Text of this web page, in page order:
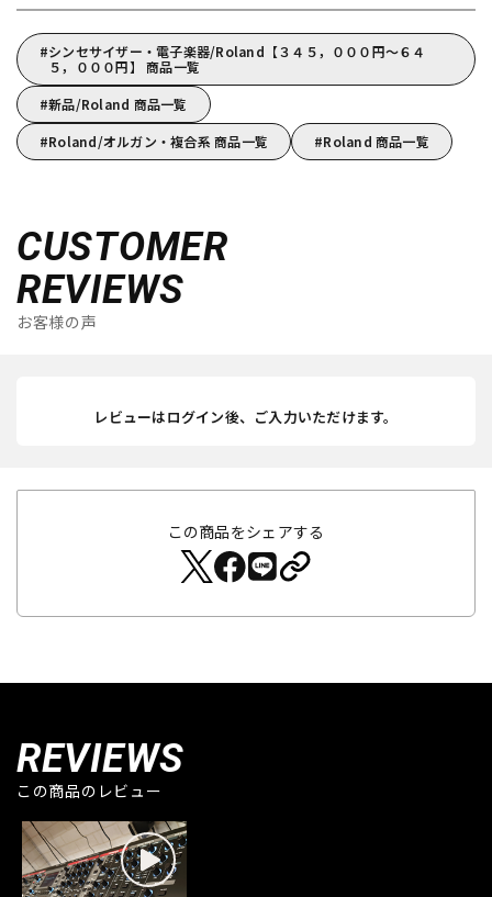
シンセサイザー・電子楽器/Roland【３４５，０００円～６４
５，０００円】 商品一覧
新品/Roland 商品一覧
Roland/オルガン・複合系 商品一覧
Roland 商品一覧
CUSTOMER
REVIEWS
お客様の声
レビューはログイン後、ご入力いただけます。
この商品をシェアする
REVIEWS
この商品のレビュー